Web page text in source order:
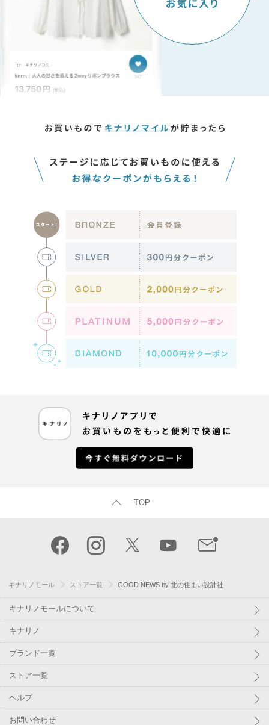
TOP
キナリノモール ストア一覧 GOOD NEWS by 北の住まい設計社
キナリノモールについて
キナリノ
ブランド一覧
ストア一覧
ヘルプ
お問い合わせ